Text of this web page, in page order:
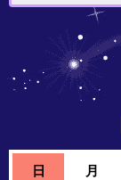
日 月